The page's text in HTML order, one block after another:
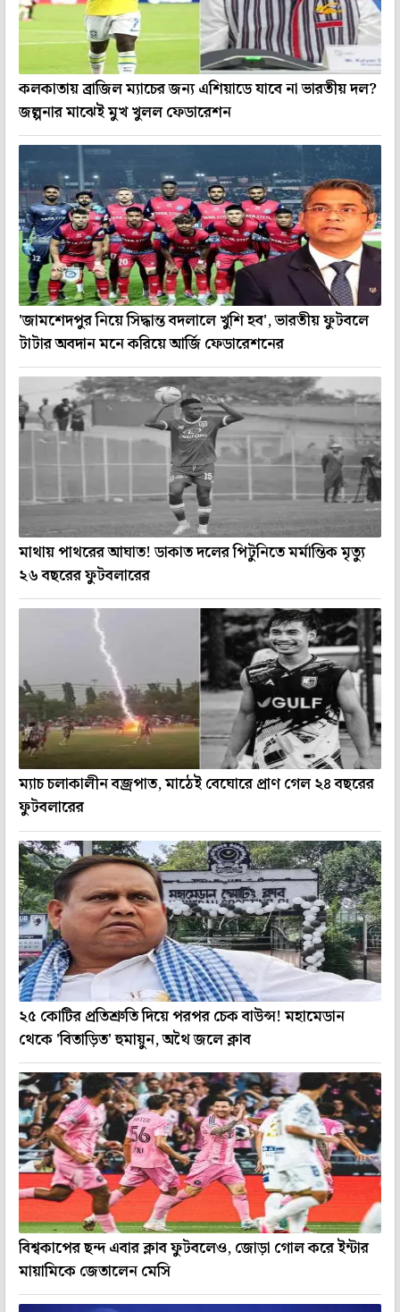
কলকাতায় ব্রাজিল ম্যাচের জন্য এশিয়াডে যাবে না ভারতীয় দল?
জল্পনার মাঝেই মুখ খুলল ফেডারেশন
'জামশেদপুর নিয়ে সিদ্ধান্ত বদলালে খুশি হব', ভারতীয় ফুটবলে
টাটার অবদান মনে করিয়ে আর্জি ফেডারেশনের
মাথায় পাথরের আঘাত! ডাকাত দলের পিটুনিতে মর্মান্তিক মৃত্যু
২৬ বছরের ফুটবলারের
ম্যাচ চলাকালীন বজ্রপাত, মাঠেই বেঘোরে প্রাণ গেল ২৪ বছরের
ফুটবলারের
২৫ কোটির প্রতিশ্রুতি দিয়ে পরপর চেক বাউন্স! মহামেডান
থেকে 'বিতাড়িত' হুমায়ুন, অথৈ জলে ক্লাব
বিশ্বকাপের ছন্দ এবার ক্লাব ফুটবলেও, জোড়া গোল করে ইন্টার
মায়ামিকে জেতালেন মেসি